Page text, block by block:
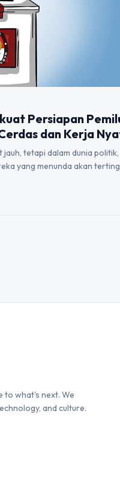
Persiapan
dan Kerja
tetapi dalam dunia politik,
yang menunda akan
to what's next. We
and culture.